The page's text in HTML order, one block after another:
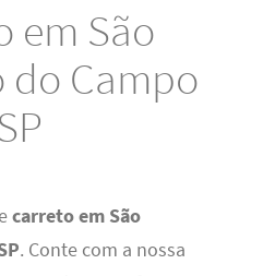
em São
do Campo
carreto em São
. Conte com a nossa